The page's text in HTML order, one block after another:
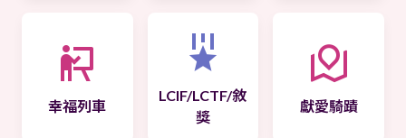
幸福列車
LCIF/LCTF/敘
獎
獻愛騎蹟